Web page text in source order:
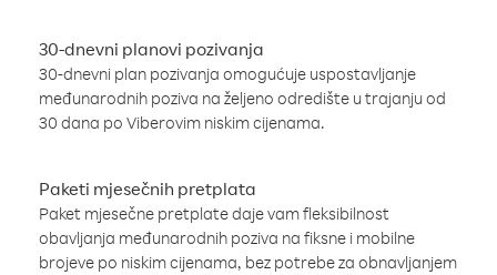
30-dnevni planovi pozivanja
30-dnevni plan pozivanja omogućuje uspostavljanje
međunarodnih poziva na željeno odredište u trajanju od
30 dana po Viberovim niskim cijenama.
Paketi mjesečnih pretplata
Paket mjesečne pretplate daje vam fleksibilnost
obavljanja međunarodnih poziva na fiksne i mobilne
brojeve po niskim cijenama, bez potrebe za obnavljanjem